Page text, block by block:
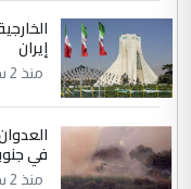
إيران
منذ 2 ساعة
في
منذ 2 ساعة